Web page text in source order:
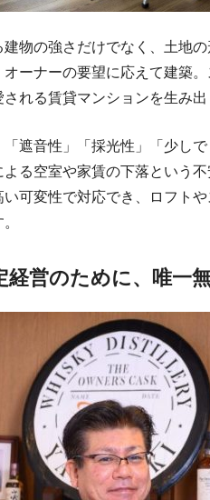
物の強さだけでなく、土地
オーナーの要望に応えて建築
れる賃貸マンションを生み出
「遮音性」「採光性」「少し
る空室や家賃の下落という
い可変性で対応でき、ロフト
経営のために、唯一